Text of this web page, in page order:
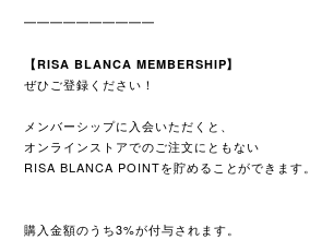
━━━━━━━━━━
【RISA BLANCA MEMBERSHIP】
ぜひご登録ください！
メンバーシップに入会いただくと、
オンラインストアでのご注文にともない
RISA BLANCA POINTを貯めることができます。
購入金額のうち3%が付与されます。